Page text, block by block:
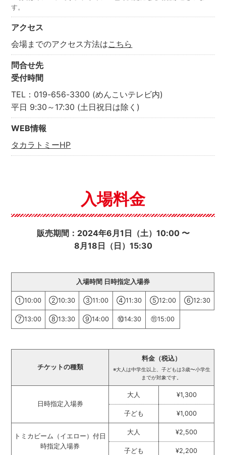
す。
アクセス
会場までのアクセス方法はこちら
問合せ先
受付時間
TEL：019-656-3300 (めんこいテレビ内)
平日 9:30～17:30 (土日祝日は除く)
WEB情報
タカラトミーHP
入場料金
販売期間：2024年6月1日（土）10:00 〜
8月18日（日）15:30
入場時間 日時指定入場券
①10:00 ②10:30 ③11:00 ④11:30 ⑤12:00 ⑥12:30
⑦13:00 ⑧13:30 ⑨14:00 ⑩14:30 ⑪15:00
チケットの種類
料金（税込）
※大人は中学生以上、子どもは3歳〜小学生
までが対象です。
日時指定入場券
大人 ¥1,300
子ども ¥1,000
トミカビーム（イエロー）付日
時指定入場券
大人 ¥2,500
子ども ¥2,200